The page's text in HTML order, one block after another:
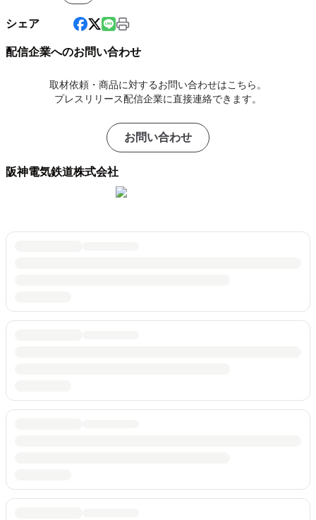
シェア
配信企業へのお問い合わせ
取材依頼・商品に対するお問い合わせはこちら。
プレスリリース配信企業に直接連絡できます。
お問い合わせ
阪神電気鉄道株式会社